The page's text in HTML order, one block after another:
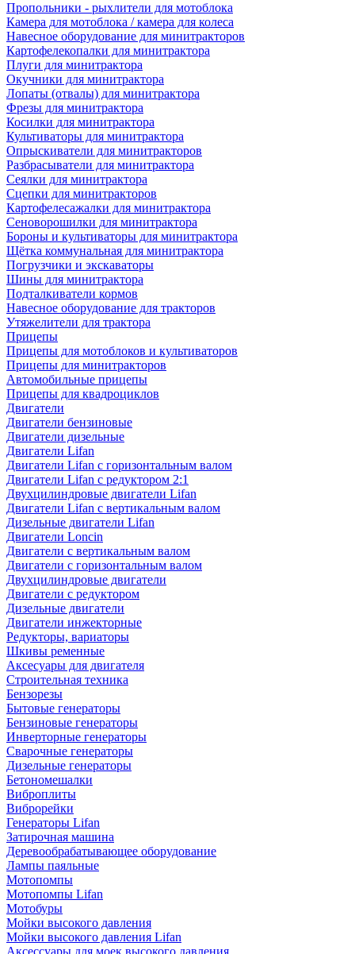
Пропольники - рыхлители для мотоблока
Камера для мотоблока / камера для колеса
Навесное оборудование для минитракторов
Картофелекопалки для минитрактора
Плуги для минитрактора
Окучники для минитрактора
Лопаты (отвалы) для минитрактора
Фрезы для минитрактора
Косилки для минитрактора
Культиваторы для минитрактора
Опрыскиватели для минитракторов
Разбрасыватели для минитрактора
Сеялки для минитрактора
Сцепки для минитракторов
Картофелесажалки для минитрактора
Сеноворошилки для минитрактора
Бороны и культиваторы для минитрактора
Щётка коммунальная для минитрактора
Погрузчики и экскаваторы
Шины для минитрактора
Подталкиватели кормов
Навесное оборудование для тракторов
Утяжелители для трактора
Прицепы
Прицепы для мотоблоков и культиваторов
Прицепы для минитракторов
Автомобильные прицепы
Прицепы для квадроциклов
Двигатели
Двигатели бензиновые
Двигатели дизельные
Двигатели Lifan
Двигатели Lifan с горизонтальным валом
Двигатели Lifan с редуктором 2:1
Двухцилиндровые двигатели Lifan
Двигатели Lifan с вертикальным валом
Дизельные двигатели Lifan
Двигатели Loncin
Двигатели с вертикальным валом
Двигатели с горизонтальным валом
Двухцилиндровые двигатели
Двигатели с редуктором
Дизельные двигатели
Двигатели инжекторные
Редукторы, вариаторы
Шкивы ременные
Аксесуары для двигателя
Строительная техника
Бензорезы
Бытовые генераторы
Бензиновые генераторы
Инверторные генераторы
Сварочные генераторы
Дизельные генераторы
Бетономешалки
Виброплиты
Виброрейки
Генераторы Lifan
Затирочная машина
Деревообрабатывающее оборудование
Лампы паяльные
Мотопомпы
Мотопомпы Lifan
Мотобуры
Мойки высокого давления
Мойки высокого давления Lifan
Аксессуары для моек высокого давления